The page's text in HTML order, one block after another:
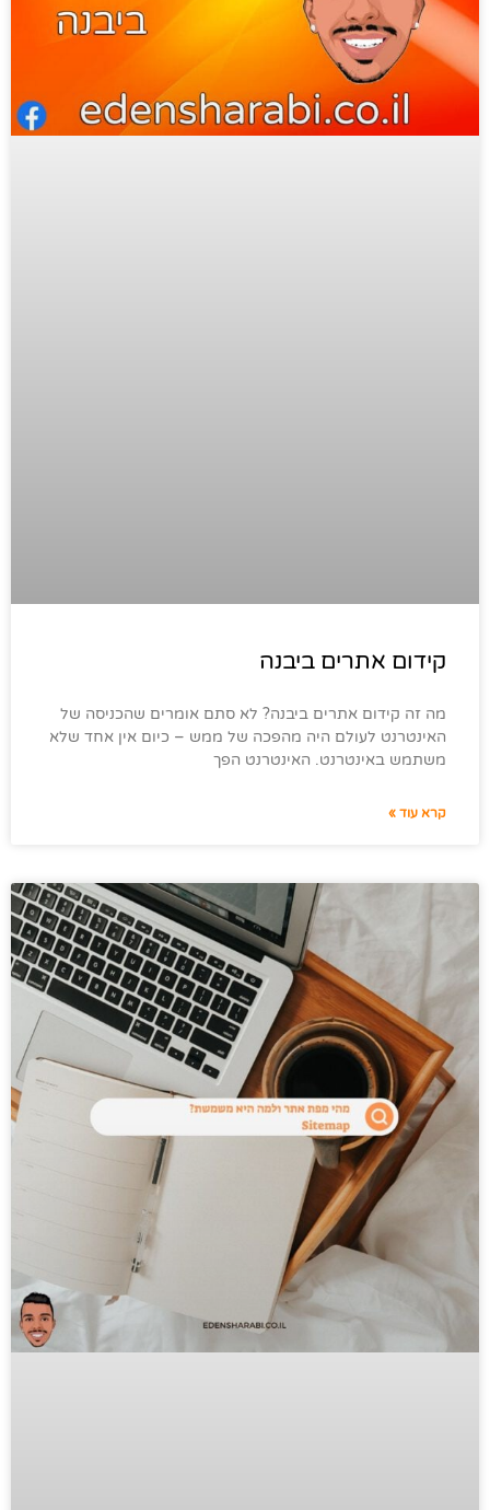
קידום אתרים ביבנה
מה זה קידום אתרים ביבנה? לא סתם אומרים שהכניסה של
האינטרנט לעולם היה מהפכה של ממש – כיום אין אחד שלא
משתמש באינטרנט. האינטרנט הפך
קרא עוד »